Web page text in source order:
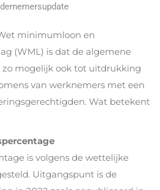
minimumloon en
(WML) is dat de algemene
mogelijk ook tot uitdrukking
van werknemers met een
Wat betekent
is volgens de wettelijke
Uitgangspunt is de